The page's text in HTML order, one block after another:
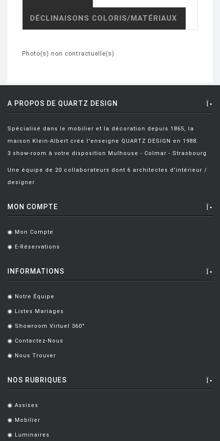
DÉCLINAISONS COLORIS/MATÉRIAUX
Photo(s) non contractuelle(s)
A PROPOS DE QUARTZ DESIGN
Spécialisé dans le mobilier et la décoration depuis 1865, la
maison Klein-Albert crée l'enseigne QUARTZ DESIGN en 1988.
3 show-room à votre disposition Mulhouse - Colmar - Strasbourg
Une équipe de 20 collaborateurs dont 6 architectes d'intérieur /
designer
MON COMPTE
. Mon Compte
. E-Réservations
INFORMATIONS
. Notre Équipe
. Listes Mariages
. Showroom Virtuel 360°
. Contactez-Nous
. Nous Trouver
NOS RUBRIQUES
. Assises
. Mobilier
. Luminaires